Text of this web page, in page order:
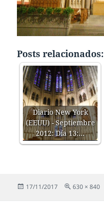
Posts relacionados:
Diario New York
(EEUU) - Septiembre
2012: Día 13:…
Publicado
17/11/2017
Tamaño
630 × 840